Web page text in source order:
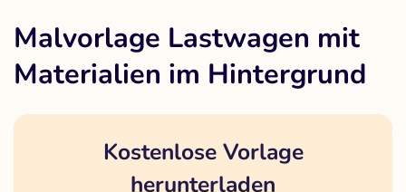
Malvorlage Lastwagen mit
Materialien im Hintergrund
Kostenlose Vorlage
herunterladen